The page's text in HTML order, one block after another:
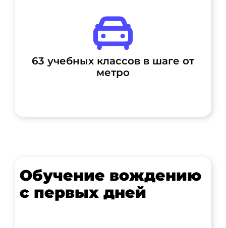
63 учебных классов в шаге от
метро
Обучение вождению
с первых дней